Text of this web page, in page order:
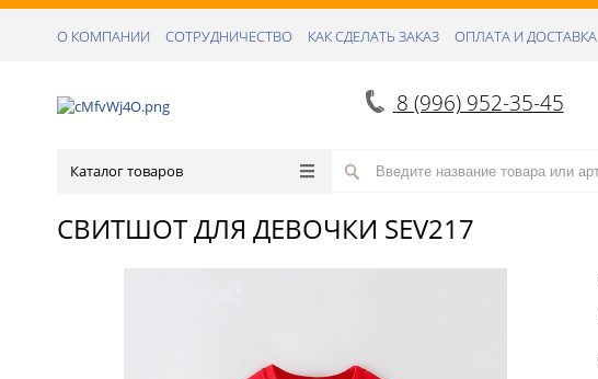
О КОМПАНИИ СОТРУДНИЧЕСТВО КАК СДЕЛАТЬ ЗАКАЗ ОПЛАТА И ДОСТАВКА
8 (996) 952-35-45
Каталог товаров
СВИТШОТ ДЛЯ ДЕВОЧКИ SEV217